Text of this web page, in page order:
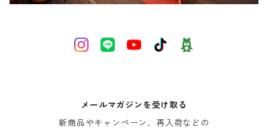
メールマガジンを受け取る
新商品やキャンペーン、再入荷などの